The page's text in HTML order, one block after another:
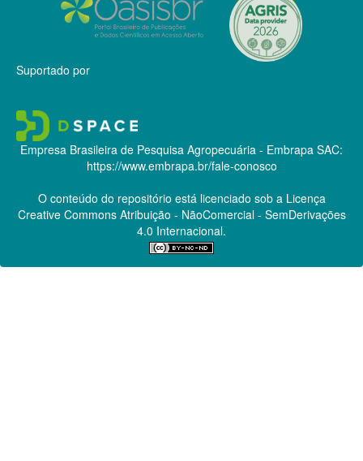
Suportado por
Empresa Brasileira de Pesquisa Agropecuária - Embrapa SAC:
https://www.embrapa.br/fale-conosco
O conteúdo do repositório está licenciado sob a Licença
Creative CommonsAtribuição - NãoComercial - SemDerivações
4.0 Internacional.